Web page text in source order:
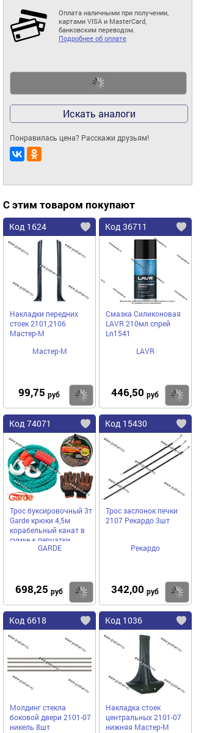
Оплата наличными при получении,
картами VISA и MasterCard,
банковским переводом.
Подробнее об оплате
Искать аналоги
Понравилась цена? Расскажи друзьям!
С этим товаром покупают
Код 1624
Накладки передних
стоек 2101,2106
Мастер-М
Мастер-М
99,75 руб Купить
Код 36711
Смазка Силиконовая
LAVR 210мл спрей
Ln1541
LAVR
446,50 руб
Код 74071
Трос буксировочный 3т
Garde крюки 4,5м
корабельный канат в
сумке + перчатки
GARDE
698,25 руб Купить
Код 15430
Трос заслонок печки
2107 Рекардо 3шт
Рекардо
342,00 руб
Код 6618
Молдинг стекла
боковой двери 2101-07
никель 8шт
Код 1036
Накладка стоек
центральных 2101-07
нижняя Мастер-М